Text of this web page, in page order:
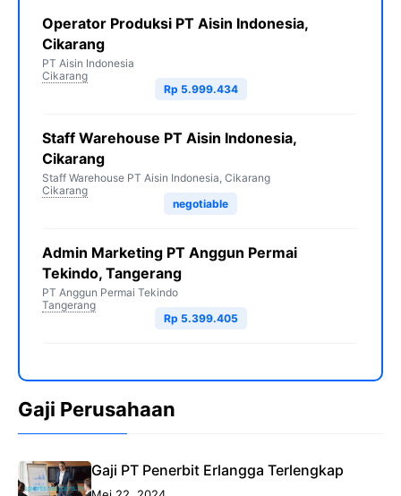
Operator Produksi PT Aisin Indonesia,
Cikarang
PT Aisin Indonesia
Cikarang
Rp 5.999.434
Staff Warehouse PT Aisin Indonesia,
Cikarang
Staff Warehouse PT Aisin Indonesia, Cikarang
Cikarang
negotiable
Admin Marketing PT Anggun Permai
Tekindo, Tangerang
PT Anggun Permai Tekindo
Tangerang
Rp 5.399.405
Gaji Perusahaan
Gaji PT Penerbit Erlangga Terlengkap